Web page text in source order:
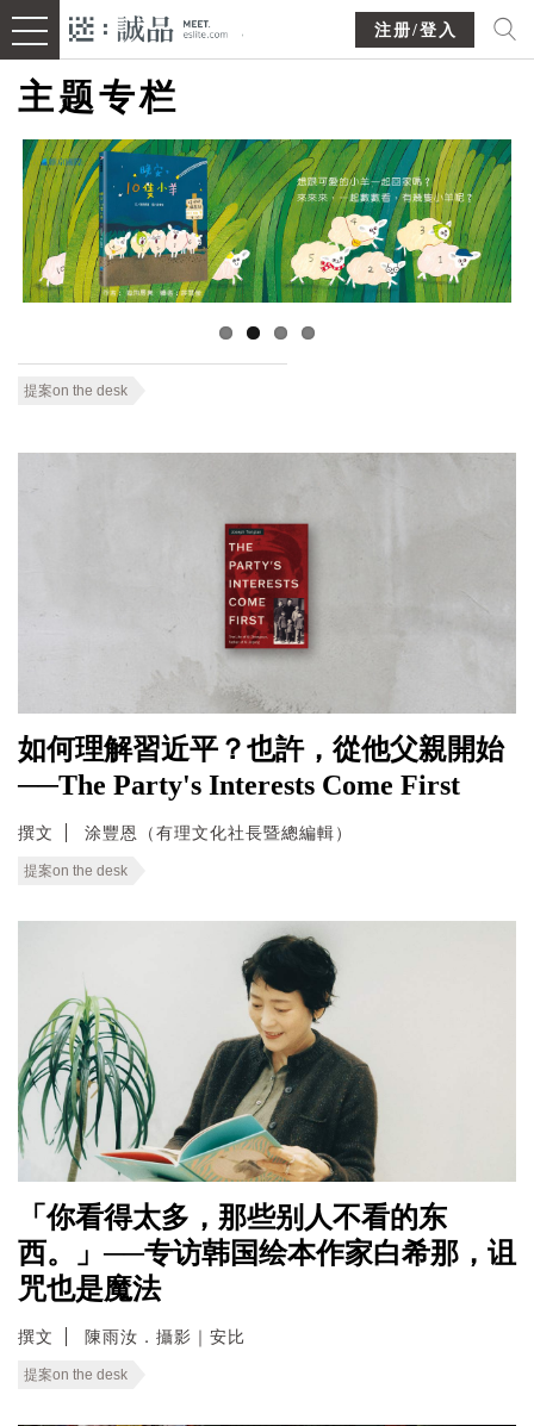
注册/登入
主题专栏
提案on the desk
如何理解習近平？也許，從他父親開始
──The Party's Interests Come First
撰文 涂豐恩（有理文化社長暨總編輯）
提案on the desk
「你看得太多，那些别人不看的东
西。」──专访韩国绘本作家白希那，诅
咒也是魔法
撰文 陳雨汝．攝影｜安比
提案on the desk